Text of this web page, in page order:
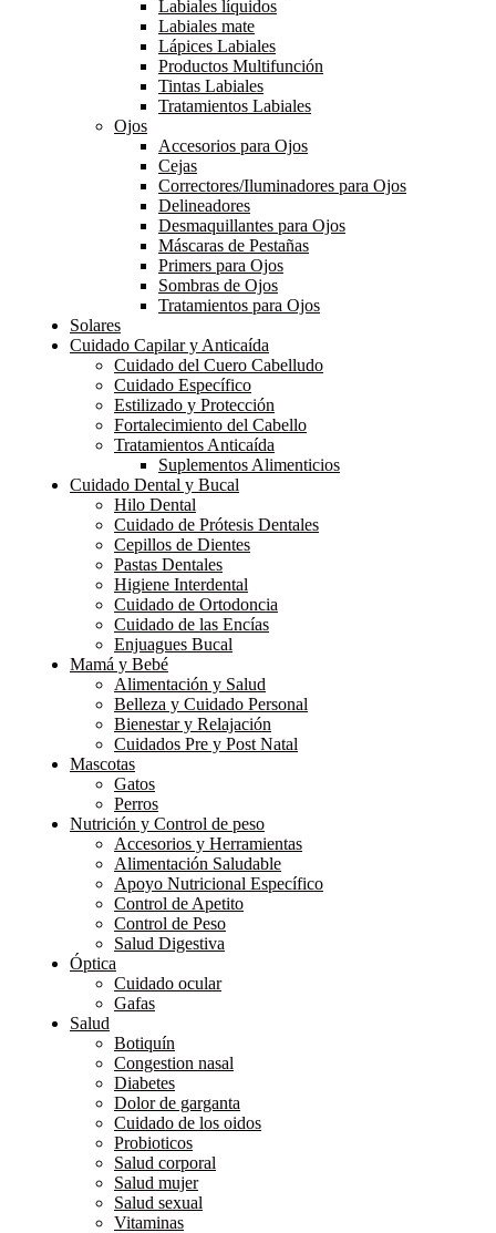
Labiales líquidos
Labiales mate
Lápices Labiales
Productos Multifunción
Tintas Labiales
Tratamientos Labiales
Ojos
Accesorios para Ojos
Cejas
Correctores/Iluminadores para Ojos
Delineadores
Desmaquillantes para Ojos
Máscaras de Pestañas
Primers para Ojos
Sombras de Ojos
Tratamientos para Ojos
Solares
Cuidado Capilar y Anticaída
Cuidado del Cuero Cabelludo
Cuidado Específico
Estilizado y Protección
Fortalecimiento del Cabello
Tratamientos Anticaída
Suplementos Alimenticios
Cuidado Dental y Bucal
Hilo Dental
Cuidado de Prótesis Dentales
Cepillos de Dientes
Pastas Dentales
Higiene Interdental
Cuidado de Ortodoncia
Cuidado de las Encías
Enjuagues Bucal
Mamá y Bebé
Alimentación y Salud
Belleza y Cuidado Personal
Bienestar y Relajación
Cuidados Pre y Post Natal
Mascotas
Gatos
Perros
Nutrición y Control de peso
Accesorios y Herramientas
Alimentación Saludable
Apoyo Nutricional Específico
Control de Apetito
Control de Peso
Salud Digestiva
Óptica
Cuidado ocular
Gafas
Salud
Botiquín
Congestion nasal
Diabetes
Dolor de garganta
Cuidado de los oidos
Probioticos
Salud corporal
Salud mujer
Salud sexual
Vitaminas